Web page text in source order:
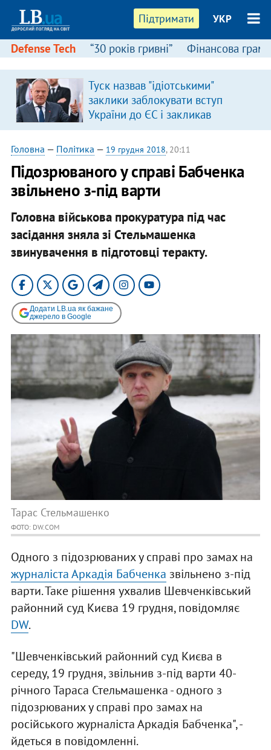
Підтримати УКР
Defense Tech “30 років гривні” Фінансова
Туск назвав "ідіотськими"
заклики заблокувати вступ
України до ЄС і закликав
припинити антиукраїнську
риторику
Головна — Політика — 19 грудня 2018, 20:11
Підозрюваного у справі Бабченка
звільнено з-під варти
Головна військова прокуратура під час
засідання зняла зі Стельмашенка
звинувачення в підготовці теракту.
Додати LB.ua як бажане
джерело в Google
Тарас Стельмашенко
ФОТО: DW.COM
Одного з підозрюваних у справі про замах на
журналіста Аркадія Бабченка звільнено з-під
варти. Таке рішення ухвалив Шевченківський
районний суд Києва 19 грудня, повідомляє
DW.
"Шевченківський районний суд Києва в
середу, 19 грудня, звільнив з-під варти 40-
річного Тараса Стельмашенка - одного з
підозрюваних у справі про замах на
російського журналіста Аркадія Бабченка", -
йдеться в повідомленні.